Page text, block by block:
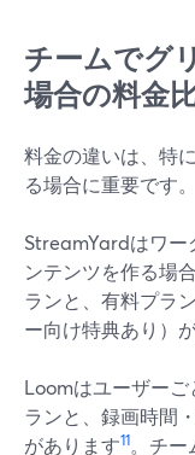
チームでグ
場合の料金
料金の違いは、特
る場合に重要です。
StreamYardはワー
ンテンツを作る場
ランと、有料プラ
ー向け特典あり）
Loomはユーザー
ランと、録画時間
があります11。チー